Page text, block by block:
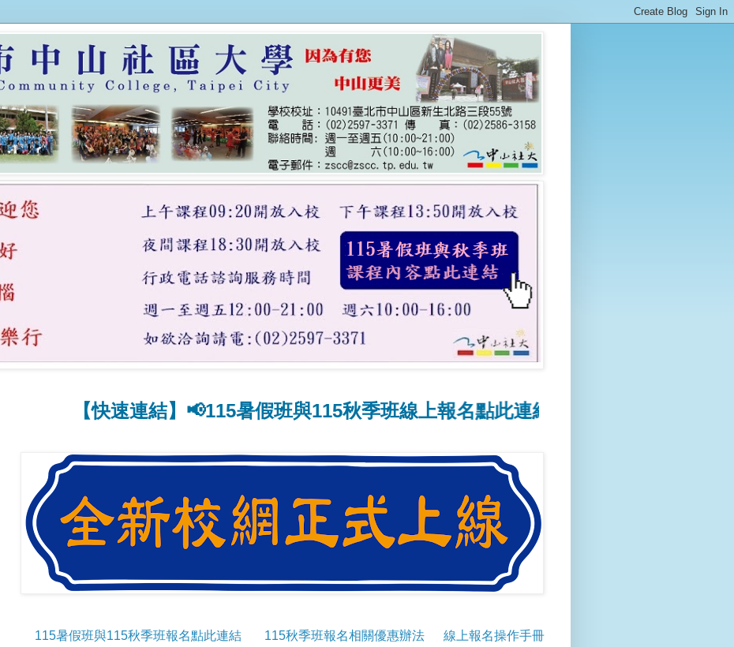
【快速連結】📢115暑假班與115秋季班線上報名點此連結 📢線上報名操作方式點此連結
115暑假班與115秋季班報名點此連結 115秋季班報名相關優惠辦法
線上報名操作手冊